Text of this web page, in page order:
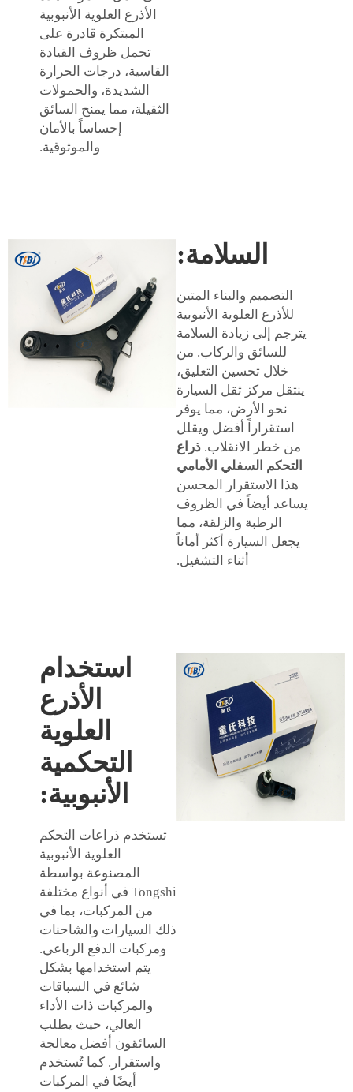
الأذرع العلوية الأنبوبية
المبتكرة قادرة على
تحمل ظروف القيادة
القاسية، درجات الحرارة
الشديدة، والحمولات
الثقيلة، مما يمنح السائق
إحساساً بالأمان
والموثوقية.
السلامة:
التصميم والبناء المتين
للأذرع العلوية الأنبوبية
يترجم إلى زيادة السلامة
للسائق والركاب. من
خلال تحسين التعليق،
ينتقل مركز ثقل السيارة
نحو الأرض، مما يوفر
استقراراً أفضل ويقلل
من خطر الانقلاب. ذراع
التحكم السفلي الأمامي
هذا الاستقرار المحسن
يساعد أيضاً في الظروف
الرطبة والزلقة، مما
يجعل السيارة أكثر أماناً
أثناء التشغيل.
استخدام
الأذرع
العلوية
التحكمية
الأنبوبية:
تستخدم ذراعات التحكم
العلوية الأنبوبية
المصنوعة بواسطة
Tongshi في أنواع مختلفة
من المركبات، بما في
ذلك السيارات والشاحنات
ومركبات الدفع الرباعي.
يتم استخدامها بشكل
شائع في السباقات
والمركبات ذات الأداء
العالي، حيث يطلب
السائقون أفضل معالجة
واستقرار. كما تُستخدم
أيضًا في المركبات